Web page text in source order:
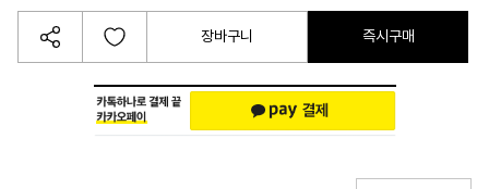
장바구니 즉시구매